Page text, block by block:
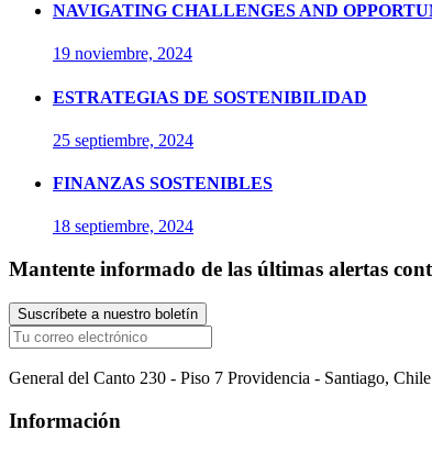
NAVIGATING CHALLENGES AND
19 noviembre, 2024
ESTRATEGIAS DE SOSTENIBILIDAD
25 septiembre, 2024
FINANZAS SOSTENIBLES
18 septiembre, 2024
Mantente informado de las últimas alertas
General del Canto 230 - Piso 7 Providencia - Santiago, Chile
Información